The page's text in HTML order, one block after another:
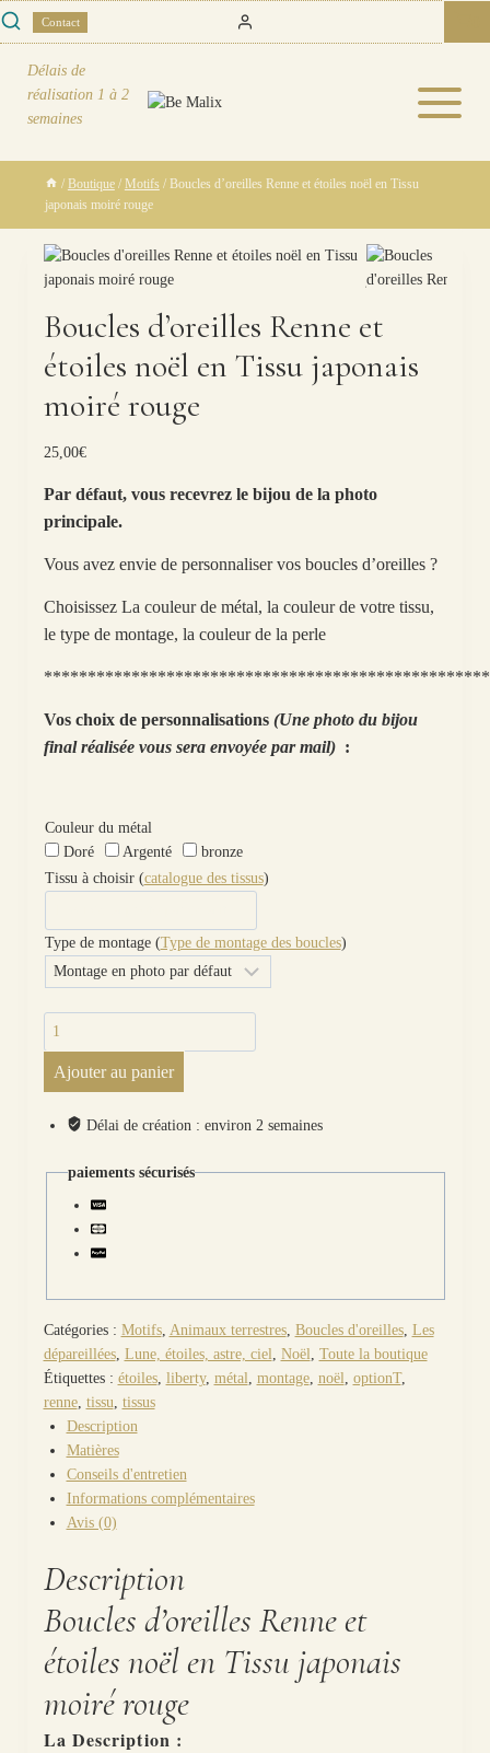
Skip
Contact
Délais de
réalisation 1 à 2
semaines
/ Boutique / Motifs / Boucles d’oreilles Renne et étoiles noël en Tissu
japonais moiré rouge
Boucles d’oreilles Renne et
étoiles noël en Tissu japonais
moiré rouge
25,00€
Par défaut, vous recevrez le bijou de la photo
principale.
Vous avez envie de personnaliser vos boucles d’oreilles ?
Choisissez La couleur de métal, la couleur de votre tissu,
le type de montage, la couleur de la perle
Vos choix de personnalisations (Une photo du bijou
final réalisée vous sera envoyée par mail):
Couleur du métal
Doré
Argenté
bronze
Tissu à choisir (catalogue des tissus)
Type de montage (Type de montage des boucles)
quantité
de
Boucles
d'oreilles Renne
noël
japonais
Ajouter au panier
Délai de création : environ 2 semaines
paiements sécurisés
Catégories : Motifs, Animaux terrestres, Boucles d'oreilles, Les
dépareillées, Lune, étoiles, astre, ciel Noël
Toute la boutique
Étiquettes : étoiles, liberty, métal montage, noël optionT,
renne, tissu tissus
Description
Matières
Conseils d'entretien
Informations complémentaires
Avis (0)
Description
Boucles d’oreilles Renne et
étoiles noël en Tissu japonais
moiré rouge
La Description :